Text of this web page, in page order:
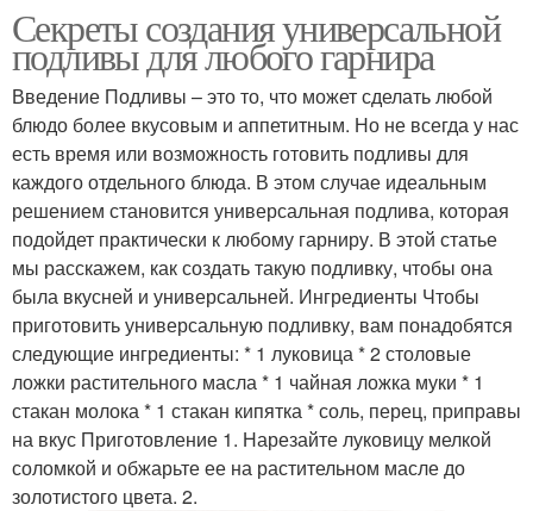
Подлив со сметаной
Секреты создания универсальной
подливы для любого гарнира
Введение Подливы – это то, что может сделать любой
блюдо более вкусовым и аппетитным. Но не всегда у нас
есть время или возможность готовить подливы для
каждого отдельного блюда. В этом случае идеальным
решением становится универсальная подлива, которая
подойдет практически к любому гарниру. В этой статье
мы расскажем, как создать такую подливку, чтобы она
была вкусней и универсальней. Ингредиенты Чтобы
приготовить универсальную подливку, вам понадобятся
следующие ингредиенты: * 1 луковица * 2 столовые
ложки растительного масла * 1 чайная ложка муки * 1
стакан молока * 1 стакан кипятка * соль, перец, приправы
на вкус Приготовление 1. Нарезайте луковицу мелкой
соломкой и обжарьте ее на растительном масле до
золотистого цвета. 2.